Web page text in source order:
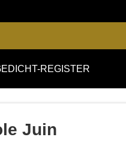
REGISTER
Juin